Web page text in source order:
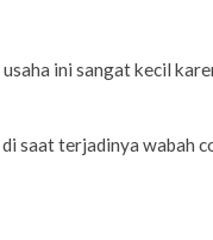
ini sangat kecil
di saat terjadinya wabah